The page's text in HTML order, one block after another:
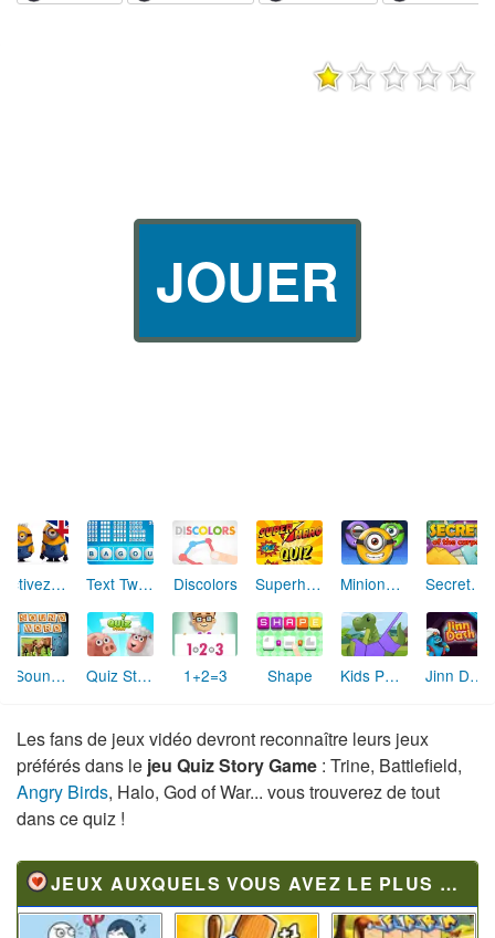
JOUER
Activez les Minions (anglais) Text Twist 2 Discolors Superhero Quiz Minions Lab Secrets of the Carpets
1 Sound 1 Word Quiz Story Animal 1+2=3 Shape Kids Puzzle Adventure Jinn Dash
Les fans de jeux vidéo devront reconnaître leurs jeux
préférés dans le jeu Quiz Story Game : Trine, Battlefield,
Angry Birds, Halo, God of War... vous trouverez de tout
dans ce quiz !
JEUX AUXQUELS VOUS AVEZ LE PLUS JOUÉ